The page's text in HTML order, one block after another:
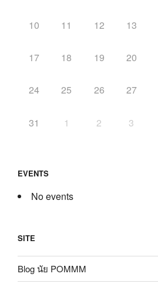
10 11 12 13
17 18 19 20
24 25 26 27
31 1 2 3
EVENTS
No events
SITE
Blog นัย POMMM